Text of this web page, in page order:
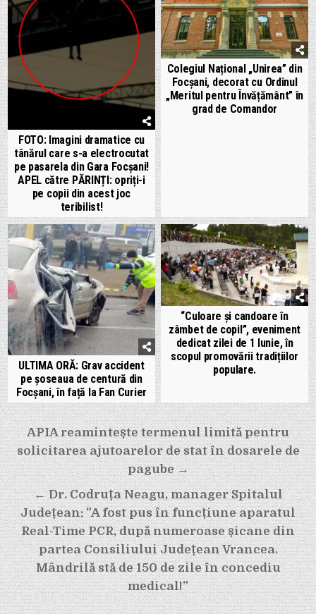
FOTO: Imagini dramatice cu
tânărul care s-a electrocutat
pe pasarela din Gara Focșani!
APEL către PĂRINȚI: opriți-i
pe copii din acest joc
teribilist!
Colegiul Național „Unirea” din
Focșani, decorat cu Ordinul
„Meritul pentru Învățământ” în
grad de Comandor
ULTIMA ORĂ: Grav accident
pe șoseaua de centură din
Focșani, în față la Fan Curier
“Culoare și candoare în
zâmbet de copil”, eveniment
dedicat zilei de 1 Iunie, în
scopul promovării tradițiilor
populare.
Navigare
în
articole
APIA reamintește termenul limită pentru
solicitarea ajutoarelor de stat în dosarele de
pagube →
← Dr. Codruța Neagu, manager Spitalul
Județean: ”A fost pus în funcțiune aparatul
Real-Time PCR, după numeroase șicane din
partea Consiliului Județean Vrancea.
Mândrilă stă de 150 de zile în concediu
medical!”